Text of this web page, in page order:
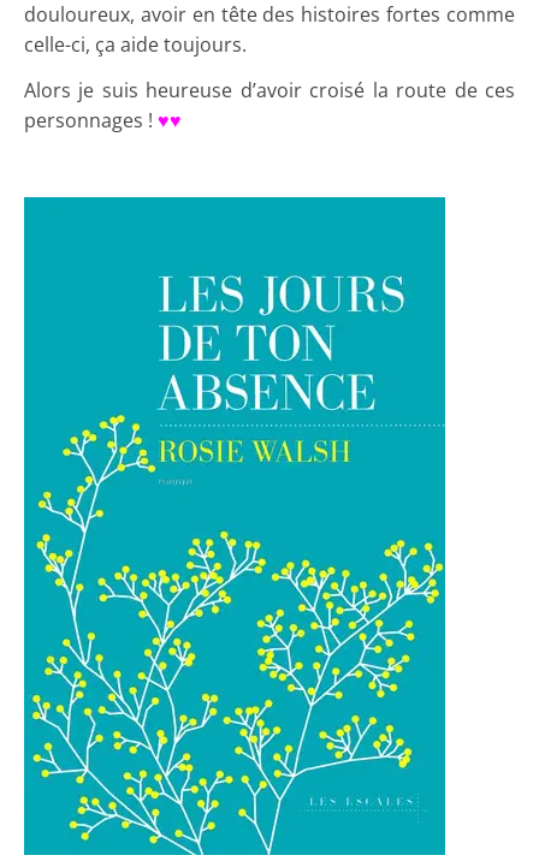
douloureux, avoir en tête des histoires fortes comme
celle-ci, ça aide toujours.
Alors je suis heureuse d’avoir croisé la route de ces
personnages ! ♥♥